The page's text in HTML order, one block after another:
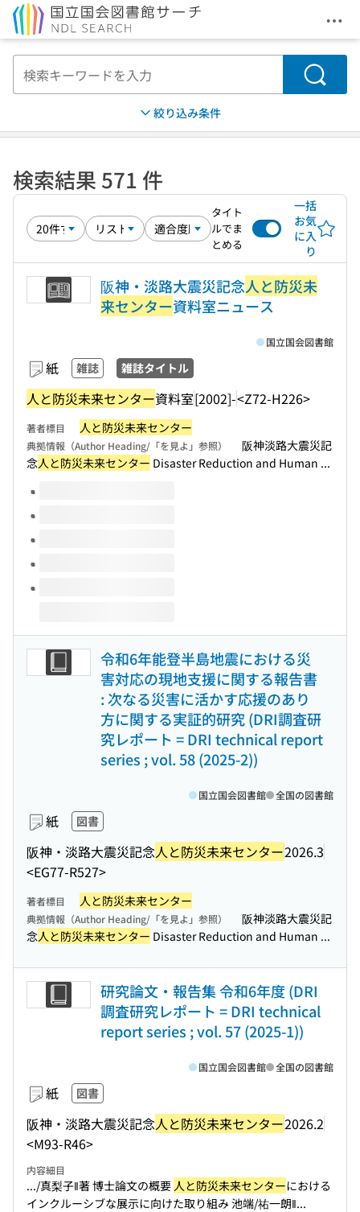
メ
検索
絞り込み条件
検索結果 571 件
タイト
ルでま
とめる
一括
お気
に入
り
阪神・淡路大震災記念人と防災未
来センター資料室ニュース
紙 雑誌 雑誌タイトル
人と防災未来センター資料室[2002]-<Z72-H226>
国立国会図書館
著者標目 人と防災未来センター
典拠情報（Author Heading/「を見よ」参照）
阪神淡路大震災記
念人と防災未来センター Disaster Reduction and Human ...
このタイトルの巻号
令和6年能登半島地震における災
害対応の現地支援に関する報告書
: 次なる災害に活かす応援のあり
方に関する実証的研究 (DRI調査研
究レポート = DRI technical report
series ; vol. 58 (2025-2))
紙 図書
阪神・淡路大震災記念人と防災未来センター2026.3
<EG77-R527>
国立国会図書館 全国の図書館
著者標目 人と防災未来センター
典拠情報（Author Heading/「を見よ」参照）
阪神淡路大震災記
念人と防災未来センター Disaster Reduction and Human ...
研究論文・報告集 令和6年度 (DRI
調査研究レポート = DRI technical
report series ; vol. 57 (2025-1))
紙 図書
阪神・淡路大震災記念人と防災未来センター2026.2
<M93-R46>
国立国会図書館 全国の図書館
内容細目
.../真梨子‖著 博士論文の概要 人と防災未来センターにおける
インクルーシブな展示に向けた取り組み 池端/祐一朗‖...